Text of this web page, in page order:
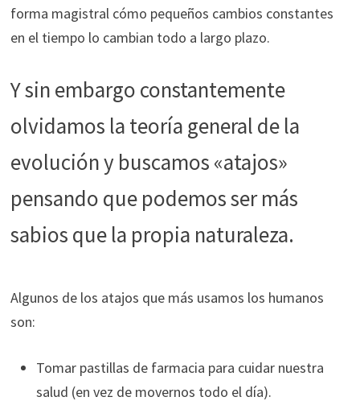
forma magistral cómo pequeños cambios constantes
en el tiempo lo cambian todo a largo plazo.
Y sin embargo constantemente
olvidamos la teoría general de la
evolución y buscamos «atajos»
pensando que podemos ser más
sabios que la propia naturaleza.
Algunos de los atajos que más usamos los humanos
son:
Tomar pastillas de farmacia para cuidar nuestra
salud (en vez de movernos todo el día).